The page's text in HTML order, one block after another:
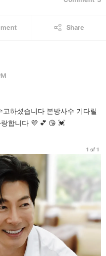
Share
하셨습니다 본방사수 기다릴
합니다 💜 💕 😘 💓
1 of 1